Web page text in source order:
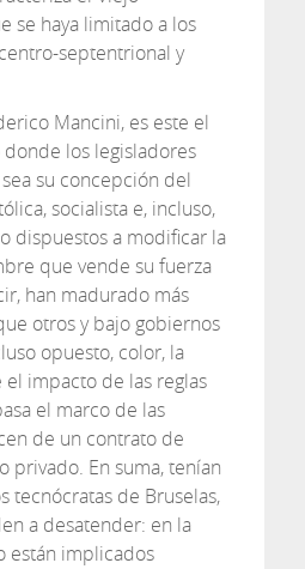
se haya limitado a los
septentrional y
Mancini, es este el
los legisladores
su concepción del
socialista e, incluso,
dispuestos a modificar la
que vende su fuerza
han madurado más
otros y bajo gobiernos
opuesto, color, la
impacto de las reglas
el marco de las
de un contrato de
privado. En suma, tenían
tecnócratas de Bruselas,
a desatender: en la
están implicados